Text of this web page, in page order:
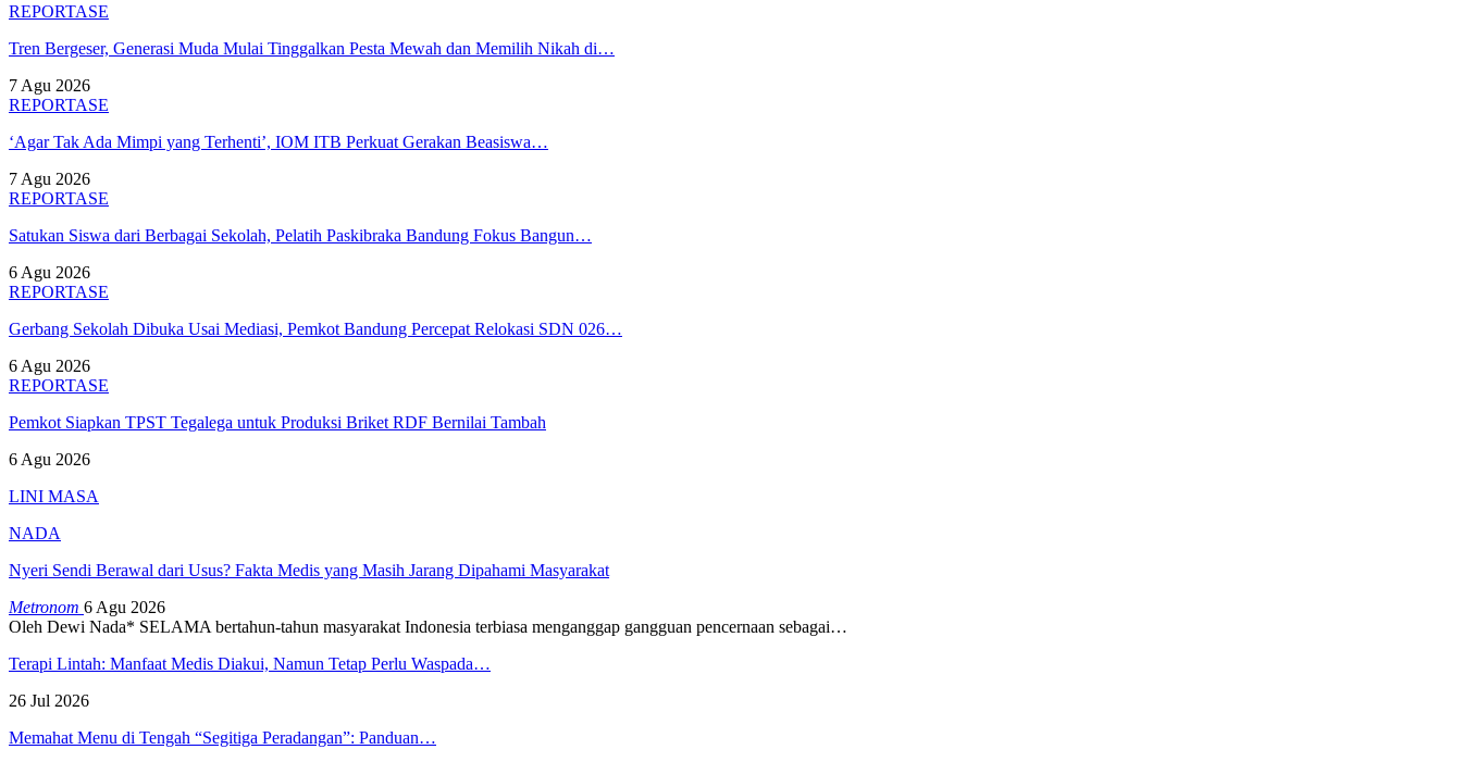
REPORTASE
Tren Bergeser, Generasi Muda Mulai Tinggalkan Pesta Mewah dan Memilih Nikah di…
7 Agu 2026
REPORTASE
‘Agar Tak Ada Mimpi yang Terhenti’, IOM ITB Perkuat Gerakan Beasiswa…
7 Agu 2026
REPORTASE
Satukan Siswa dari Berbagai Sekolah, Pelatih Paskibraka Bandung Fokus Bangun…
6 Agu 2026
REPORTASE
Gerbang Sekolah Dibuka Usai Mediasi, Pemkot Bandung Percepat Relokasi SDN 026…
6 Agu 2026
REPORTASE
Pemkot Siapkan TPST Tegalega untuk Produksi Briket RDF Bernilai Tambah
6 Agu 2026
LINI MASA
NADA
Nyeri Sendi Berawal dari Usus? Fakta Medis yang Masih Jarang Dipahami Masyarakat
Metronom 6 Agu 2026
Oleh Dewi Nada* SELAMA bertahun-tahun masyarakat Indonesia terbiasa menganggap gangguan pencernaan sebagai…
Terapi Lintah: Manfaat Medis Diakui, Namun Tetap Perlu Waspada…
26 Jul 2026
Memahat Menu di Tengah “Segitiga Peradangan”: Panduan…